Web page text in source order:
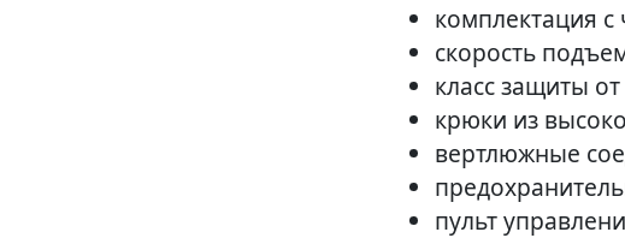
комплектация
скорость
класс защиты
крюки из
вертлюжные
пульт